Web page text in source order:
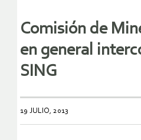
Comisión de
en general
SING
19 JULIO, 2013